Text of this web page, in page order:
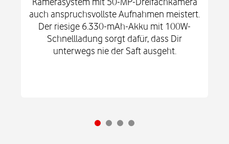
auch anspruchsvollste Aufnahmen meistert.
Der riesige 6.330-mAh-Akku mit 100W-
Schnellladung sorgt dafür, dass Dir
unterwegs nie der Saft ausgeht.